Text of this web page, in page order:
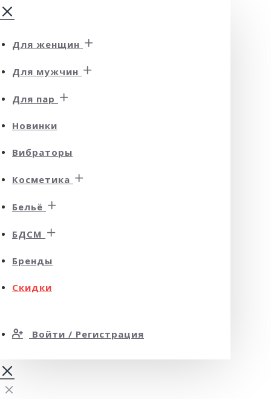
Для женщин
Для мужчин
Для пар
Новинки
Вибраторы
Косметика
Бельё
БДСМ
Бренды
Скидки
Войти / Регистрация